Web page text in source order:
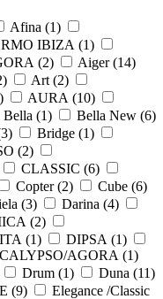
Afina (1)
IBIZA (1)
(2) Aiger (14)
) Art (2)
) AURA (10)
Bella (1) Bella New (6)
3) Bridge (1)
(2)
CLASSIC (6)
Copter (2) Cube (6)
(3) Darina (4)
(2)
(1) DIPSA (1)
AGORA (1)
Drum (1) Duna (11)
(9)
Elegance /Classic